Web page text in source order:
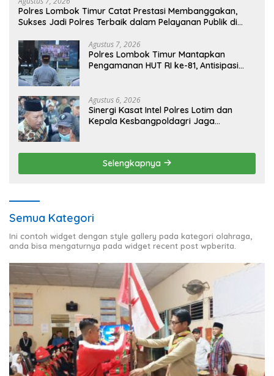
Polres Lombok Timur Catat Prestasi Membanggakan,
Sukses Jadi Polres Terbaik dalam Pelayanan Publik di
Agustus 7, 2026
Polres Lombok Timur Mantapkan
Pengamanan HUT RI ke-81, Antisipasi
Agustus 6, 2026
Sinergi Kasat Intel Polres Lotim dan
Kepala Kesbangpoldagri Jaga
Selengkapnya
Semua Kategori
Ini contoh widget dengan style gallery pada kategori olahraga,
anda bisa mengaturnya pada widget recent post wpberita.